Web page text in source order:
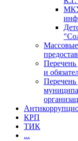
МКУ
Перечень
и
Перечень
КРП
ТИК
...